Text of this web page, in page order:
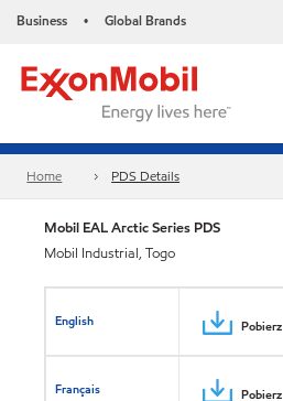
Business • Global Brands
Home PDS Details
Mobil EAL Arctic Series PDS
Mobil Industrial, Togo
English Pobierz
Français Pobierz